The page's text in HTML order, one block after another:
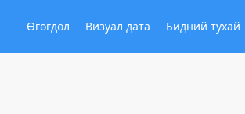
Өгөгдөл Визуал дата Бидний тухай